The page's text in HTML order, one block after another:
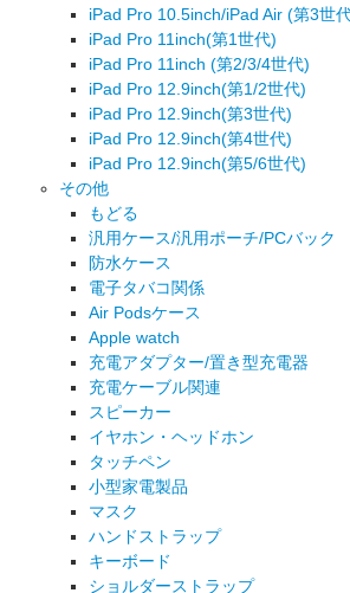
iPad Pro 10.5inch/iPad Air (第3世
iPad Pro 11inch(第1世代)
iPad Pro 11inch (第2/3/4世代)
iPad Pro 12.9inch(第1/2世代)
iPad Pro 12.9inch(第3世代)
iPad Pro 12.9inch(第4世代)
iPad Pro 12.9inch(第5/6世代)
その他
もどる
汎用ケース/汎用ポーチ/PCバック
防水ケース
電子タバコ関係
Air Podsケース
Apple watch
充電アダプター/置き型充電器
充電ケーブル関連
スピーカー
イヤホン・ヘッドホン
タッチペン
小型家電製品
マスク
ハンドストラップ
キーボード
ショルダーストラップ